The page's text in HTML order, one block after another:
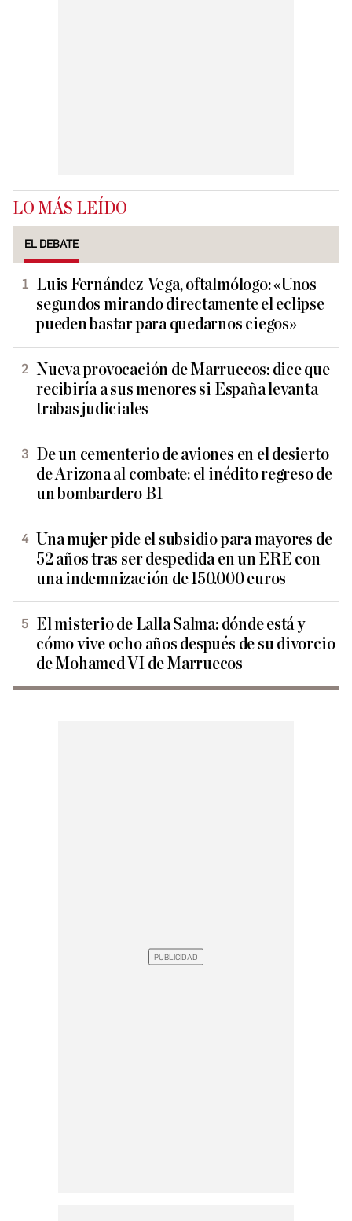
LO MÁS LEÍDO
EL DEBATE
Luis Fernández-Vega, oftalmólogo: «Unos
segundos mirando directamente el eclipse
pueden bastar para quedarnos ciegos»
Nueva provocación de Marruecos: dice que
recibiría a sus menores si España levanta
trabas judiciales
De un cementerio de aviones en el desierto
de Arizona al combate: el inédito regreso de
un bombardero B1
Una mujer pide el subsidio para mayores de
52 años tras ser despedida en un ERE con
una indemnización de 150.000 euros
El misterio de Lalla Salma: dónde está y
cómo vive ocho años después de su divorcio
de Mohamed VI de Marruecos